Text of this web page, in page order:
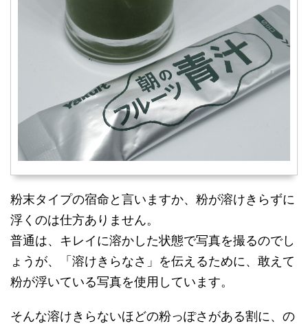
粉末タイプの宿命と言いますか、粉が溶けきらずに
浮くのは仕方ありません。
普通は、キレイに溶かした状態で写真を撮るのでし
ょうが、「溶けきらなさ」を伝えるために、敢えて
粉が浮いている写真を使用しています。
そんな溶けきらないほどの粉っぽさがある割に、の